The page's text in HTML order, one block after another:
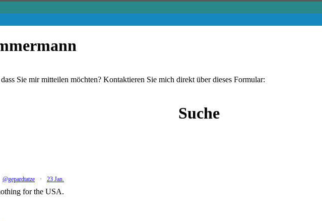
Sie mir mitteilen möchten? Kontaktieren Sie mich direkt über dieses Formular:
Suche
@gepardtatze · 23 Jan.
for the USA.